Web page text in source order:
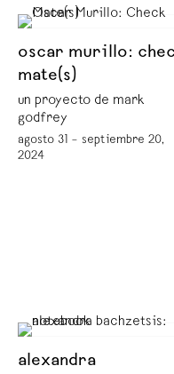
oscar murillo:
mate(s)
un proyecto de mark
godfrey
agosto 31 – septiembre 20,
2024
alexandra